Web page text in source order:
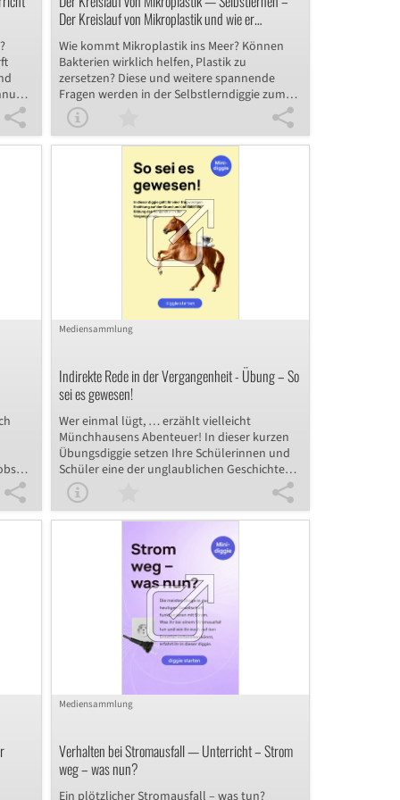
Der Kreislauf von Mikroplastik und wie er
vermieden werden kann
Wie kommt Mikroplastik ins Meer? Können
Bakterien wirklich helfen, Plastik zu
zersetzen? Diese und weitere spannende
Fragen werden in der Selbstlerndiggie zum
Thema „Kreislauf von Mikroplastik“
beantwortet. Schülerinnen und Schüler der
Klassenstufen 9 und 10 setzen sich
selbständig mit den Ursachen der
Plastikverschmutzung auseinander,
erforschen den Weg von Mikroplastik und
informieren sich in einem Video über
plastikfressende Bakterien als Methode zur
Verringerung des Mikroplastiks. Zur
grafischen Darstellung des Kreislaufs von
Mikroplastik können sie ein digitales Tool
nutzen. Das interaktive Material eignet sich
gut zur Umweltbildung im Biologieunterricht.
und
zu
Mediensammlung
Indirekte Rede in der Vergangenheit - Übung – So
sei es gewesen!
Wer einmal lügt, … erzählt vielleicht
Münchhausens Abenteuer! In dieser kurzen
Übungsdiggie setzen Ihre Schülerinnen und
Schüler eine der unglaublichen Geschichten
des Lügenbarons in indirekte Rede um und
trainieren dabei spielerisch den Konjunktiv I
der Vergangenheit.
Mediensammlung
Verhalten bei Stromausfall — Unterricht – Strom
weg – was nun?
Ein plötzlicher Stromausfall – was tun?